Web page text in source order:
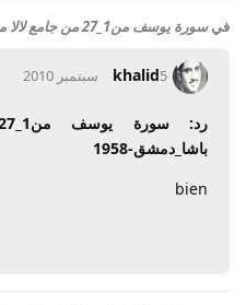
فيسورة يوسف من1_27 من جامع لالا مصطفى باشا_دمشق-1958
khalid5 سبتمبر 2010
باشا_دمشق-1958
bien